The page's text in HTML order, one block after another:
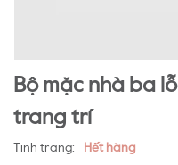
Bộ mặc nhà ba
trang trí
Tình trạng:
Hết hàng